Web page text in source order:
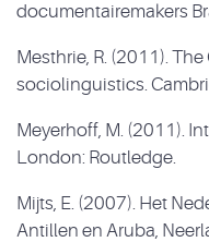
documentairemakers
Mesthrie, R. (2011).
sociolinguistics.
Meyerhoff, M. (2011).
London: Routledge.
Mijts, E. (2007). Het
Antillen en Aruba,